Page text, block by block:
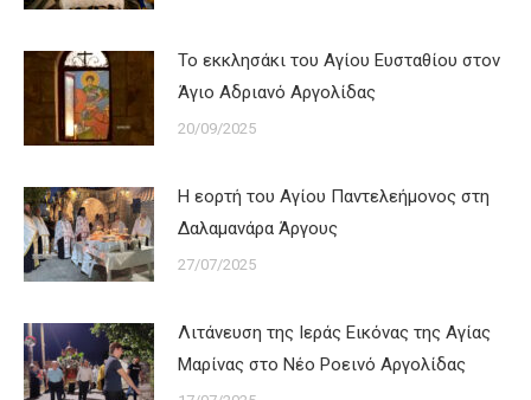
Το εκκλησάκι του Αγίου Ευσταθίου στον
Άγιο Αδριανό Αργολίδας
20/09/2025
Η εορτή του Αγίου Παντελεήμονος στη
Δαλαμανάρα Άργους
27/07/2025
Λιτάνευση της Ιεράς Εικόνας της Αγίας
Μαρίνας στο Νέο Ροεινό Αργολίδας